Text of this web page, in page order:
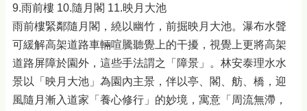
9.雨前樓 10.隨月閣 11.映月大池
雨前樓緊鄰隨月閣，繞以幽竹，前掘映月大池。瀑布水聲
可緩解高架道路車輛喧騰聽覺上的干擾，視覺上更將高架
道路屏障於園外，這些手法謂之「障景」。林安泰理水水
景以「映月大池」為園內主景，伴以亭、閣、舫、橋，迎
風隨月漸入道家「養心修行」的妙境，寓意「周流無滯，